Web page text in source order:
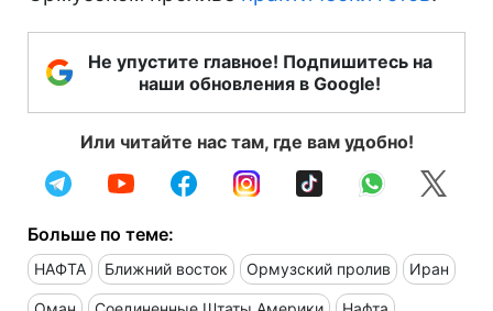
Не упустите главное! Подпишитесь на
наши обновления в Google!
Или читайте нас там, где вам удобно!
Больше по теме:
НАФТА Ближний восток Ормузский пролив Иран